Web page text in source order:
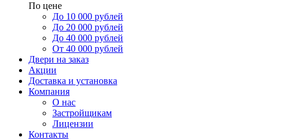
По цене
До 10 000 рублей
До 20 000 рублей
До 40 000 рублей
От 40 000 рублей
Двери на заказ
Акции
Доставка и установка
Компания
О нас
Застройщикам
Лицензии
Контакты